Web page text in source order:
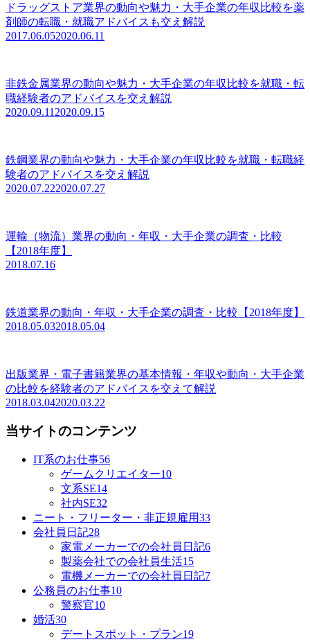
ドラッグストア業界の動向や魅力・大手企業の年収比較を薬
剤師の転職・就職アドバイスも交え解説
2017.06.052020.06.11
非鉄金属業界の動向や魅力・大手企業の年収比較を就職・転
職経験者のアドバイスを交え解説
2020.09.11 2020.09.15
鉄鋼業界の動向や魅力・大手企業の年収比較を就職・転職経
験者のアドバイスを交え解説
2020.07.222020.07.27
運輸（物流）業界の動向・年収・大手企業の調査・比較
【2018年度】
2018.07.16
鉄道業界の動向・年収・大手企業の調査・比較【2018年度】
2018.05.032018.05.04
出版業界・電子書籍業界の基本情報・年収や動向・大手企業
の比較を経験者のアドバイスを交えて解説
2018.03.042020.03.22
当サイトのコンテンツ
IT系のお仕事56
ゲームクリエイター10
文系SE14
社内SE32
ニート・フリーター・非正規雇用33
会社員日記28
家電メーカーでの会社員日記6
製薬会社での会社員生活15
電機メーカーでの会社員日記7
公務員のお仕事10
警察官10
婚活30
デートスポット・プラン19